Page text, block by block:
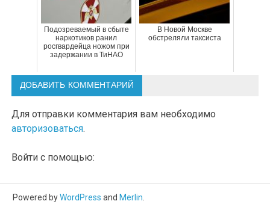
Подозреваемый в сбыте
наркотиков ранил
росгвардейца ножом при
задержании в ТиНАО
В Новой Москве
обстреляли таксиста
ДОБАВИТЬ КОММЕНТАРИЙ
Для отправки комментария вам необходимо
авторизоваться.
Войти с помощью:
Powered byWordPress and Merlin